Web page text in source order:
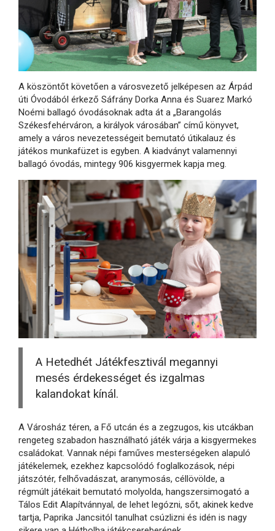
A köszöntőt követően a városvezető jelképesen az Árpád
úti Óvodából érkező Sáfrány Dorka Anna és Suarez Markó
Noémi ballagó óvodásoknak adta át a „Barangolás
Székesfehérváron, a királyok városában” című könyvet,
amely a város nevezetességeit bemutató útikalauz és
játékos munkafüzet is egyben. A kiadványt valamennyi
ballagó óvodás, mintegy 906 kisgyermek kapja meg.
A Hetedhét Játékfesztivál megannyi
mesés érdekességet és izgalmas
kalandokat kínál.
A Városház téren, a Fő utcán és a zegzugos, kis utcákban
rengeteg szabadon használható játék várja a kisgyermekes
családokat. Vannak népi faműves mesterségeken alapuló
játékelemek, ezekhez kapcsolódó foglalkozások, népi
játszótér, felhővadászat, aranymosás, céllövölde, a
régmúlt játékait bemutató molyolda, hangszersimogató a
Tálos Edit Alapítvánnyal, de lehet legózni, sőt, akinek kedve
tartja, Paprika Jancsitól tanulhat csúzlizni és idén is nagy